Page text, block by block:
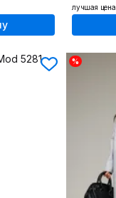
лучшая цена
%